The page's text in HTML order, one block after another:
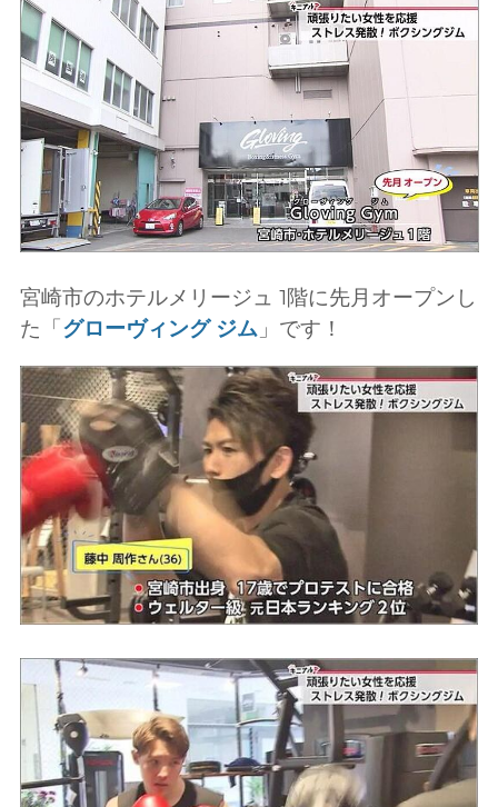
宮崎市のホテルメリージュ 1階に先月オープンし
た「グローヴィング ジム」です！